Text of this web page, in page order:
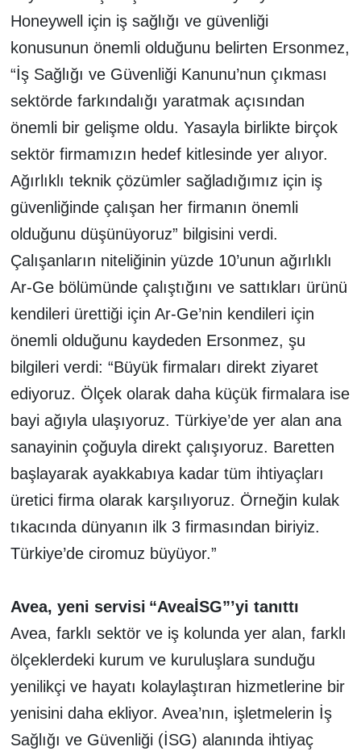
Honeywell için iş sağlığı ve güvenliği
konusunun önemli olduğunu belirten Ersonmez,
“İş Sağlığı ve Güvenliği Kanunu’nun çıkması
sektörde farkındalığı yaratmak açısından
önemli bir gelişme oldu. Yasayla birlikte birçok
sektör firmamızın hedef kitlesinde yer alıyor.
Ağırlıklı teknik çözümler sağladığımız için iş
güvenliğinde çalışan her firmanın önemli
olduğunu düşünüyoruz” bilgisini verdi.
Çalışanların niteliğinin yüzde 10’unun ağırlıklı
Ar-Ge bölümünde çalıştığını ve sattıkları ürünü
kendileri ürettiği için Ar-Ge’nin kendileri için
önemli olduğunu kaydeden Ersonmez, şu
bilgileri verdi: “Büyük firmaları direkt ziyaret
ediyoruz. Ölçek olarak daha küçük firmalara ise
bayi ağıyla ulaşıyoruz. Türkiye’de yer alan ana
sanayinin çoğuyla direkt çalışıyoruz. Baretten
başlayarak ayakkabıya kadar tüm ihtiyaçları
üretici firma olarak karşılıyoruz. Örneğin kulak
tıkacında dünyanın ilk 3 firmasından biriyiz.
Türkiye’de ciromuz büyüyor.”
Avea, yeni servisi “AveaİSG”’yi tanıttı
Avea, farklı sektör ve iş kolunda yer alan, farklı
ölçeklerdeki kurum ve kuruluşlara sunduğu
yenilikçi ve hayatı kolaylaştıran hizmetlerine bir
yenisini daha ekliyor. Avea’nın, işletmelerin İş
Sağlığı ve Güvenliği (İSG) alanında ihtiyaç